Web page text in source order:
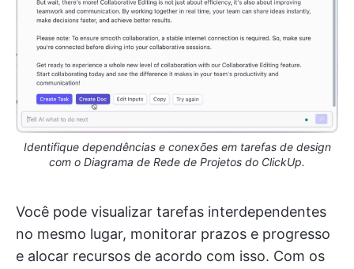
Identifique dependências e conexões em tarefas de design
com o Diagrama de Rede de Projetos do ClickUp.
Você pode visualizar tarefas interdependentes
no mesmo lugar, monitorar prazos e progresso
e alocar recursos de acordo com isso. Com os